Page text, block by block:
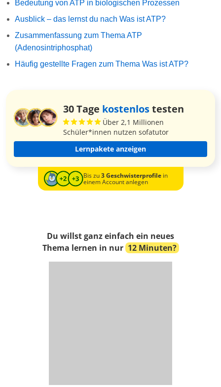
Bedeutung von ATP in biologischen Prozessen
Ausblick – das lernst du nach Was ist ATP?
Zusammenfassung zum Thema ATP
(Adenosintriphosphat)
Häufig gestellte Fragen zum Thema Was ist ATP?
30 Tage kostenlostesten
Über 2,1 Millionen
Schüler*innen nutzen sofatutor
Lernpakete anzeigen
Bis zu3 Geschwisterprofilein
einem Account anlegen
Du willst ganz einfach ein neues
Thema lernen in nur 12 Minuten?